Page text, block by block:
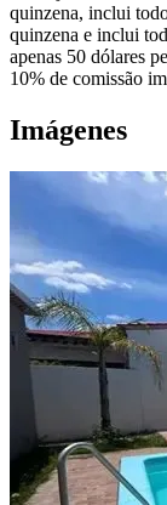
quinzena, inclui
quinzena e inclui
apenas 50 dólares
10% de comissão
Imágenes